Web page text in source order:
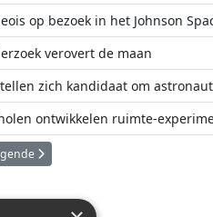
op bezoek in het Johnson
verovert de maan
zich kandidaat om
ontwikkelen ruimte-
dan 26 miljoen euro voor de
artikel: Redwire in Kruibeke